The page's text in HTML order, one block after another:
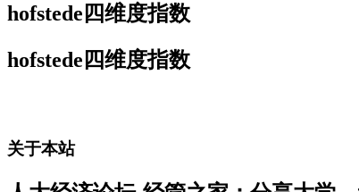
hofstede四维度指数
hofstede四维度指数
关于本站